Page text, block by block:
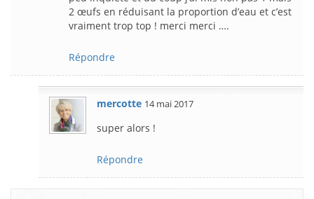
2 œufs en réduisant la proportion d’eau et c’est
vraiment trop top ! merci merci ….
Répondre
mercotte 14 mai 2017
super alors !
Répondre